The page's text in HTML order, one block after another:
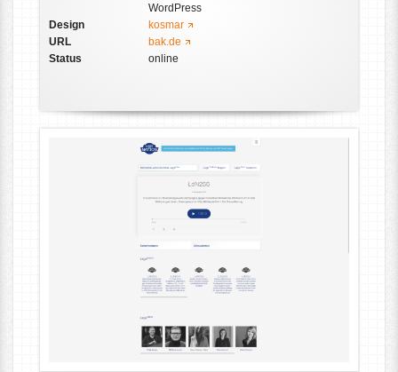
WordPress
Design
kosmar
URL
bak.de
Status
online